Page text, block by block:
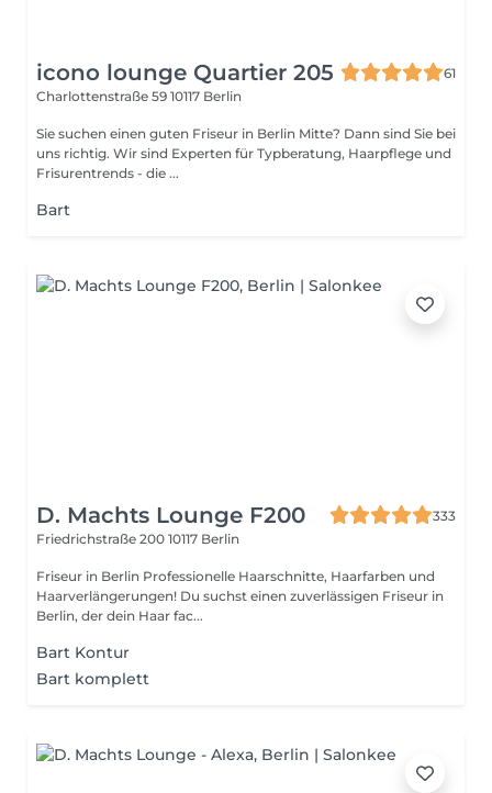
icono lounge Quartier 205
61
Charlottenstraße 59 10117 Berlin
Sie suchen einen guten Friseur in Berlin Mitte? Dann sind Sie bei
uns richtig. Wir sind Experten für Typberatung, Haarpflege und
Frisurentrends - die ...
Bart
D. Machts Lounge F200
333
Friedrichstraße 200 10117 Berlin
Friseur in Berlin Professionelle Haarschnitte, Haarfarben und
Haarverlängerungen! Du suchst einen zuverlässigen Friseur in
Berlin, der dein Haar fac...
Bart Kontur
Bart komplett